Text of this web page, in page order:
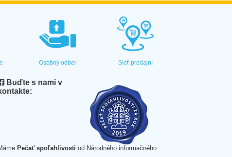
Osobný odber Sieť predajní
Buďte s nami v
Pečať spoľahlivosti od Národného informačného